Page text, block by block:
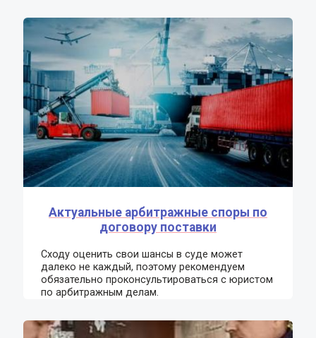
Актуальные арбитражные споры по
договору поставки
Сходу оценить свои шансы в суде может
далеко не каждый, поэтому рекомендуем
обязательно проконсультироваться с юристом
по арбитражным делам.